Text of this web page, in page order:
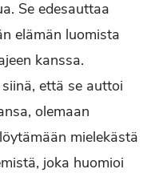
Se edesauttaa
elämän luomista
kanssa.
että se auttoi
olemaan
mielekästä
joka huomioi